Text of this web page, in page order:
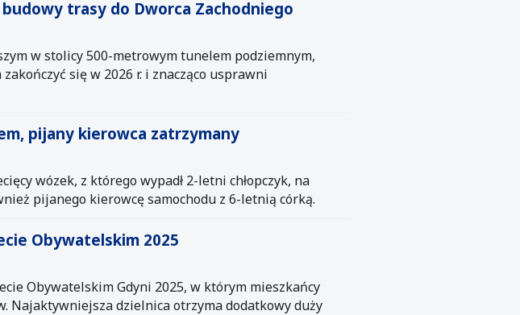
trasy do Dworca Zachodniego
w stolicy 500-metrowym tunelem podziemnym,
się w 2026 r. i znacząco usprawni
pijany kierowca zatrzymany
wózek, z którego wypadł 2-letni chłopczyk, na
pijanego kierowcę samochodu z 6-letnią córką.
Obywatelskim 2025
Obywatelskim Gdyni 2025, w którym mieszkańcy
Najaktywniejsza dzielnica otrzyma dodatkowy duży